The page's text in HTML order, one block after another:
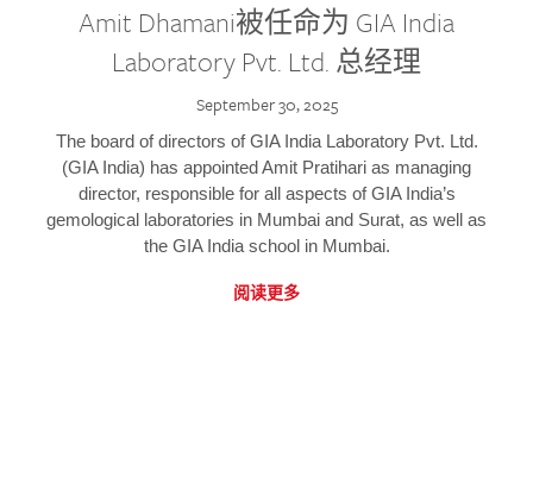
Amit Dhamani被任命为 GIA India
Laboratory Pvt. Ltd. 总经理
September 30, 2025
The board of directors of GIA India Laboratory Pvt. Ltd.
(GIA India) has appointed Amit Pratihari as managing
director, responsible for all aspects of GIA India’s
gemological laboratories in Mumbai and Surat, as well as
the GIA India school in Mumbai.
阅读更多